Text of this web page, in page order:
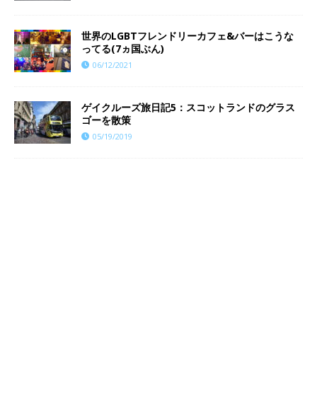
世界のLGBTフレンドリーカフェ&バーはこうな
ってる(7ヵ国ぶん)
06/12/2021
ゲイクルーズ旅日記5：スコットランドのグラス
ゴーを散策
05/19/2019